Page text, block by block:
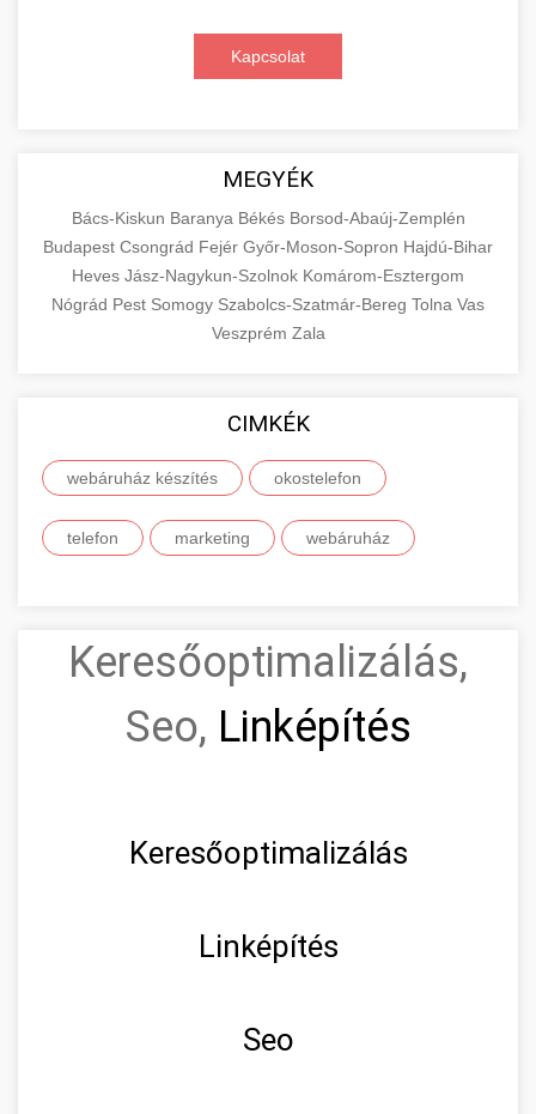
Kapcsolat
MEGYÉK
Bács-Kiskun Baranya Békés Borsod-Abaúj-Zemplén
Budapest Csongrád Fejér Győr-Moson-Sopron Hajdú-Bihar
Heves Jász-Nagykun-Szolnok Komárom-Esztergom
Nógrád Pest Somogy Szabolcs-Szatmár-Bereg Tolna Vas
Veszprém Zala
CIMKÉK
webáruház készítés okostelefon
telefon marketing webáruház
Keresőoptimalizálás,
Seo, Linképítés
Keresőoptimalizálás
Linképítés
Seo